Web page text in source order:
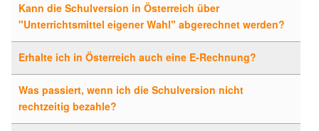
Kann die Schulversion in Österreich über
"Unterrichtsmittel eigener Wahl" abgerechnet werden?
Erhalte ich in Österreich auch eine E-Rechnung?
Was passiert, wenn ich die Schulversion nicht
rechtzeitig bezahle?